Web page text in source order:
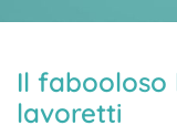
Il fabooloso
lavoretti